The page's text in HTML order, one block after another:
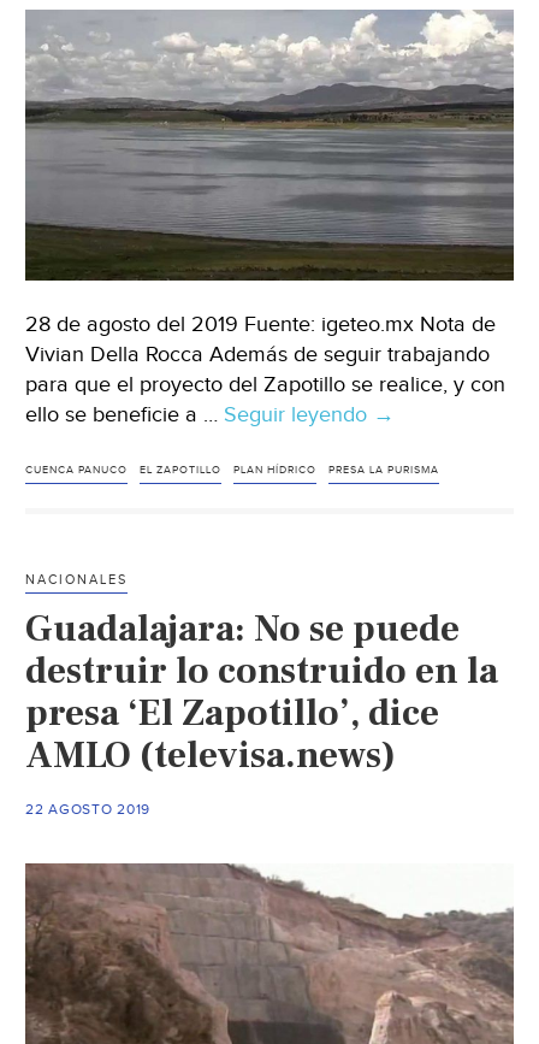
28 de agosto del 2019 Fuente: igeteo.mx Nota de
Vivian Della Rocca Además de seguir trabajando
para que el proyecto del Zapotillo se realice, y con
ello se beneficie a … Seguir leyendo Guanajuato:
Ejecutivo
el
estado
(igeteo.mx)
→
CUENCA PANUCO EL ZAPOTILLO PLAN HÍDRICO PRESA LA PURISMA
NACIONALES
Guadalajara: No se puede
destruir lo construido en la
presa ‘El Zapotillo’, dice
AMLO (televisa.news)
22 AGOSTO 2019